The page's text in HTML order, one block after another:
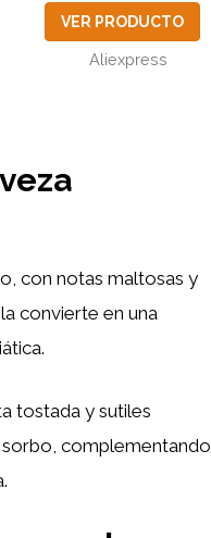
VER PRODUCTO
Aliexpress
con notas maltosas y
convierte en una
tostada y sutiles
complementando